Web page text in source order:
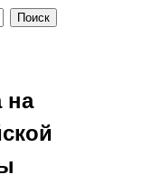
Поиск
на